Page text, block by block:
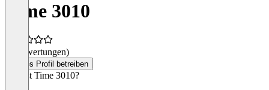
Time 3010
(0 Bewertungen)
Dieses Profil betreiben
Was ist Time 3010?